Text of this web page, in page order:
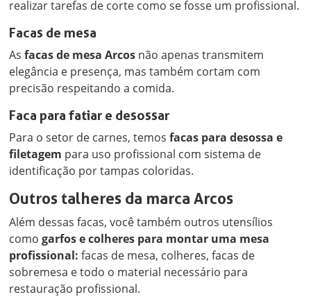
realizar tarefas de corte como se fosse um profissional.
Facas de mesa
Asfacas de mesa Arcos não apenas transmitem
elegância e presença, mas também cortam com
precisão respeitando a comida.
Faca para fatiar e desossar
Para o setor de carnes, temosfacas para desossa e
filetagem para uso profissional com sistema de
identificação por tampas coloridas.
Outros talheres da marca Arcos
Além dessas facas, você também outros utensílios
comogarfos e colheres para montar uma mesa
profissional: facas de mesa, colheres, facas de
sobremesa e todo o material necessário para
restauração profissional.